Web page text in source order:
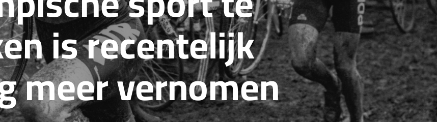
I
N
D
W
I
N
K
E
A
is recentelijk
meer vernomen